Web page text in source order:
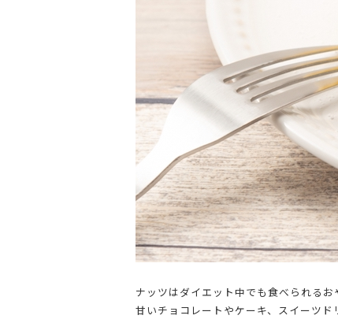
ナッツはダイエット中でも食べられる
甘いチョコレートやケーキ、スイーツ